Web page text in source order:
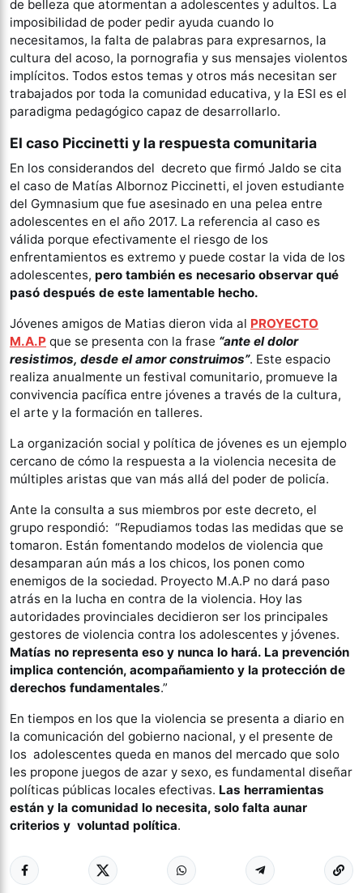
de belleza que atormentan a adolescentes y adultos. La
imposibilidad de poder pedir ayuda cuando lo
necesitamos, la falta de palabras para expresarnos, la
cultura del acoso, la pornografia y sus mensajes violentos
implícitos. Todos estos temas y otros más necesitan ser
trabajados por toda la comunidad educativa, y la ESI es el
paradigma pedagógico capaz de desarrollarlo.
El caso Piccinetti y la respuesta comunitaria
En los considerandos del decreto que firmó Jaldo se cita
el caso de Matías Albornoz Piccinetti, el joven estudiante
del Gymnasium que fue asesinado en una pelea entre
adolescentes en el año 2017. La referencia al caso es
válida porque efectivamente el riesgo de los
enfrentamientos es extremo y puede costar la vida de los
adolescentes, pero también es necesario observar qué
pasó después de este lamentable hecho.
Jóvenes amigos de Matias dieron vida al PROYECTO
M.A.P que se presenta con la frase “ante el dolor
resistimos, desde el amor construimos”. Este espacio
realiza anualmente un festival comunitario, promueve la
convivencia pacífica entre jóvenes a través de la cultura,
el arte y la formación en talleres.
La organización social y política de jóvenes es un ejemplo
cercano de cómo la respuesta a la violencia necesita de
múltiples aristas que van más allá del poder de policía.
Ante la consulta a sus miembros por este decreto, el
grupo respondió: “Repudiamos todas las medidas que se
tomaron. Están fomentando modelos de violencia que
desamparan aún más a los chicos, los ponen como
enemigos de la sociedad. Proyecto M.A.P no dará paso
atrás en la lucha en contra de la violencia. Hoy las
autoridades provinciales decidieron ser los principales
gestores de violencia contra los adolescentes y jóvenes.
Matías no representa eso y nunca lo hará. La prevención
implica contención, acompañamiento y la protección de
derechos fundamentales.”
En tiempos en los que la violencia se presenta a diario en
la comunicación del gobierno nacional, y el presente de
los adolescentes queda en manos del mercado que solo
les propone juegos de azar y sexo, es fundamental diseñar
políticas públicas locales efectivas. Las herramientas
están y la comunidad lo necesita, solo falta aunar
criterios y voluntad política.